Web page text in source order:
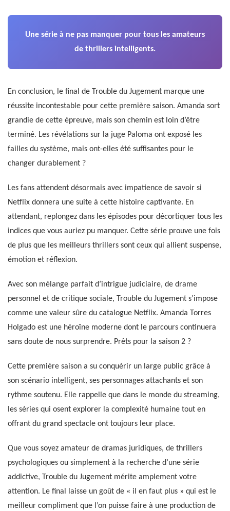
Une série à ne pas manquer pour tous les amateurs
de thrillers intelligents.
En conclusion, le final de Trouble du Jugement marque une
réussite incontestable pour cette première saison. Amanda sort
grandie de cette épreuve, mais son chemin est loin d’être
terminé. Les révélations sur la juge Paloma ont exposé les
failles du système, mais ont-elles été suffisantes pour le
changer durablement ?
Les fans attendent désormais avec impatience de savoir si
Netflix donnera une suite à cette histoire captivante. En
attendant, replongez dans les épisodes pour décortiquer tous les
indices que vous auriez pu manquer. Cette série prouve une fois
de plus que les meilleurs thrillers sont ceux qui allient suspense,
émotion et réflexion.
Avec son mélange parfait d’intrigue judiciaire, de drame
personnel et de critique sociale, Trouble du Jugement s’impose
comme une valeur sûre du catalogue Netflix. Amanda Torres
Holgado est une héroïne moderne dont le parcours continuera
sans doute de nous surprendre. Prêts pour la saison 2 ?
Cette première saison a su conquérir un large public grâce à
son scénario intelligent, ses personnages attachants et son
rythme soutenu. Elle rappelle que dans le monde du streaming,
les séries qui osent explorer la complexité humaine tout en
offrant du grand spectacle ont toujours leur place.
Que vous soyez amateur de dramas juridiques, de thrillers
psychologiques ou simplement à la recherche d’une série
addictive, Trouble du Jugement mérite amplement votre
attention. Le final laisse un goût de « il en faut plus » qui est le
meilleur compliment que l’on puisse faire à une production de